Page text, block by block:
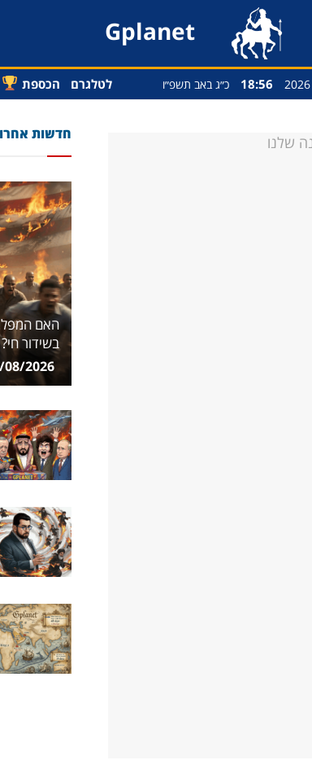
Gplanet
18:57 כ״ג באב תשפ״ו לטלגרם הכספת
חדשות
האם
בשידור חי?
06/08/2026